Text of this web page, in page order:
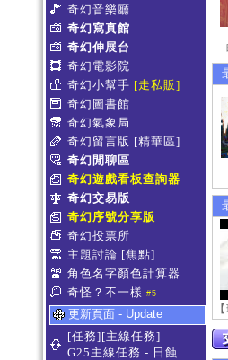
奇幻音樂廳
奇幻寫真館
奇幻伸展台
奇幻電影院
奇幻小幫手 [走私販]
奇幻圖書館
奇幻氣象局
奇幻留言版 [精華區]
奇幻閒聊區
奇幻遊戲看板查詢器
奇幻交易版
奇幻序號分享版
奇幻投票所
主題討論 [焦點]
角色名字顏色計算器
奇怪？不一樣 #5
更新頁面 - Update
[任務][主線任務]
G25主線任務 - 日蝕